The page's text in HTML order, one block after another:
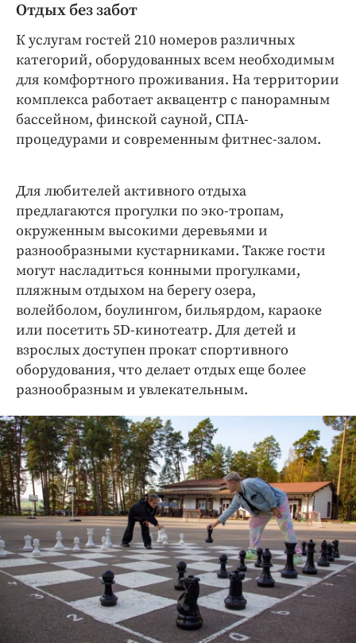
Отдых без забот
К услугам гостей 210 номеров различных
категорий, оборудованных всем необходимым
для комфортного проживания. На территории
комплекса работает аквацентр с панорамным
бассейном, финской сауной, СПА-
процедурами и современным фитнес-залом.
Для любителей активного отдыха
предлагаются прогулки по эко-тропам,
окруженным высокими деревьями и
разнообразными кустарниками. Также гости
могут насладиться конными прогулками,
пляжным отдыхом на берегу озера,
волейболом, боулингом, бильярдом, караоке
или посетить 5D-кинотеатр. Для детей и
взрослых доступен прокат спортивного
оборудования, что делает отдых еще более
разнообразным и увлекательным.